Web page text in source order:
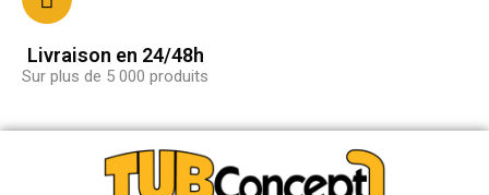
Livraison en 24/48h
Sur plus de 5 000 produits